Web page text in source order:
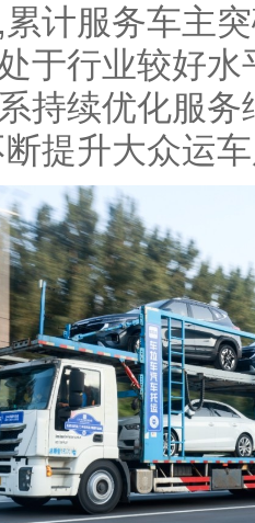
计服务车主
于行业较好
持续优化服
提升大众运